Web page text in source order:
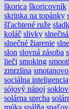
škorica škoricovník
skrinka na topánky
šľachtené ruže
koláč slivky
slnečné žiarenie
slon slovná zásoba
lieči smoking
zmrzlina
sociálna inteligencia
sójový nápoj
solárna sprcha